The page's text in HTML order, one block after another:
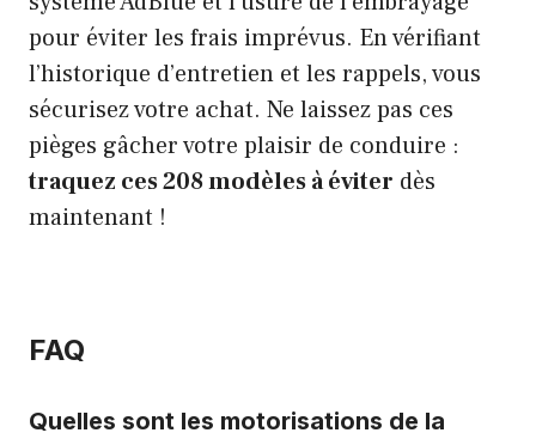
pour éviter les frais imprévus. En vérifiant
l’historique d’entretien et les rappels, vous
sécurisez votre achat. Ne laissez pas ces
pièges gâcher votre plaisir de conduire :
traquez ces 208 modèles à éviter dès
maintenant !
FAQ
Quelles sont les motorisations de la